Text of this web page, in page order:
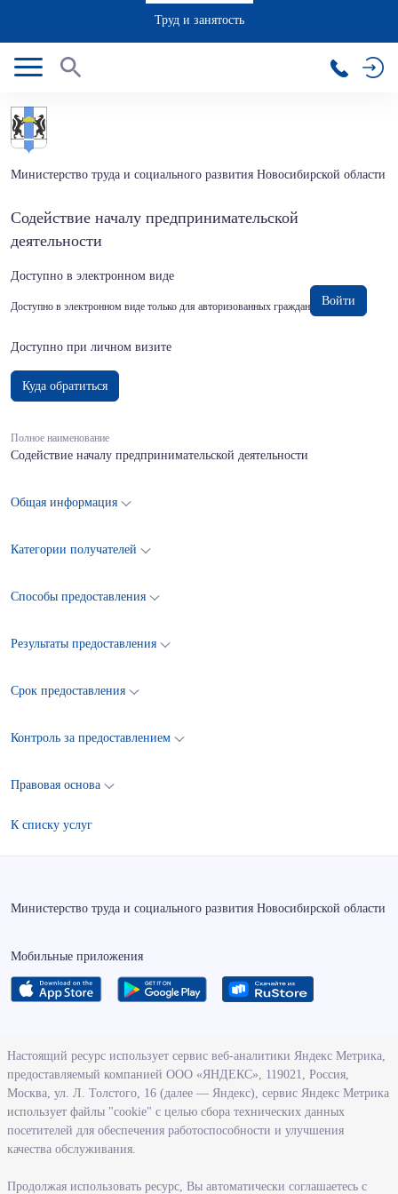
Труд и занятость
Министерство труда и социального развития Новосибирской области
Cодействие началу предпринимательской
деятельности
Доступно в электронном виде
Доступно в электронном виде только для авторизованных граждан Войти
Доступно при личном визите
Куда обратиться
Полное наименование
Cодействие началу предпринимательской деятельности
Общая информация
Категории получателей
Способы предоставления
Результаты предоставления
Срок предоставления
Контроль за предоставлением
Правовая основа
К списку услуг
Министерство труда и социального развития Новосибирской области
Мобильные приложения
О ведомстве
Деятельность министерства труда и социального развития
Новосибирской области
Контрольно-надзорная деятельность министерства
Государственные программы, реализуемые министерством
Службы и учреждения, подведомственные министерству
Настоящий ресурс использует сервис веб-аналитики Яндекс Метрика,
предоставляемый компанией ООО «ЯНДЕКС», 119021, Россия,
Москва, ул. Л. Толстого, 16 (далее — Яндекс), сервис Яндекс Метрика
использует файлы "cookie" с целью сбора технических данных
посетителей для обеспечения работоспособности и улучшения
качества обслуживания.
Продолжая использовать ресурс, Вы автоматически соглашаетесь с